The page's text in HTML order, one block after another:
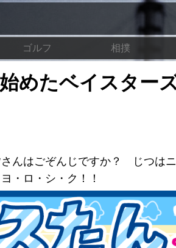
ゴルフ 相撲
めたベイスター
んはごぞんじですか？ じつは
・ロ・シ・ク！！